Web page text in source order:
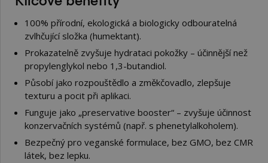
100% přírodní, ekologická a biologicky odbouratelná
zvlhčující složka (humektant).
Prokazatelně zvyšuje hydrataci pokožky – účinnější než
propylenglykol nebo 1,3-butandiol.
Působí jako rozpouštědlo a změkčovadlo, zlepšuje
texturu a pocit při aplikaci.
Funguje jako „preservative booster“ – zvyšuje účinnost
konzervačních systémů (např. s phenetylalkoholem).
Bezpečný pro veganské formulace, bez GMO, bez CMR
látek, bez lepku.